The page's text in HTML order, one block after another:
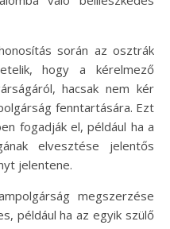
során az osztrák
hogy a kérelmező
hacsak nem kér
fenntartására. Ezt
fogadják el, például ha a
elvesztése jelentős
jelentene.
megszerzése
például ha az egyik szülő